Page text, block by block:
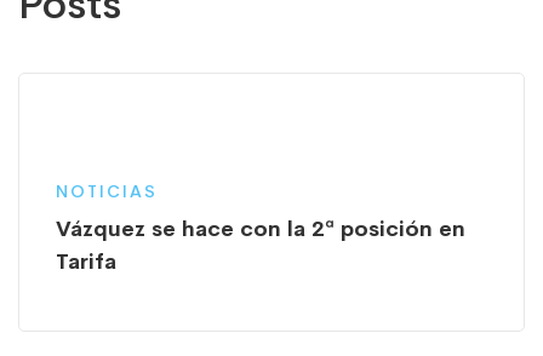
NOTICIAS
Vázquez se hace con la 2ª posición en
Tarifa